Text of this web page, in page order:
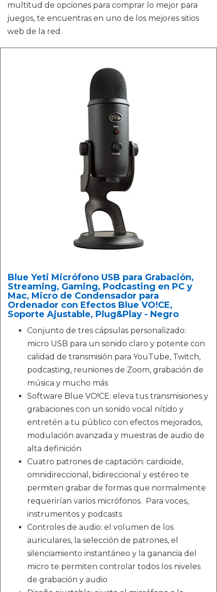
multitud de opciones para comprar lo mejor para
juegos, te encuentras en uno de los mejores sitios
web de la red.
Blue Yeti Micrófono USB para Grabación,
Streaming, Gaming, Podcasting en PC y
Mac, Micro de Condensador para
Ordenador con Efectos Blue VO!CE,
Soporte Ajustable, Plug&Play - Negro
Conjunto de tres cápsulas personalizado:
micro USB para un sonido claro y potente con
calidad de transmisión para YouTube, Twitch,
podcasting, reuniones de Zoom, grabación de
música y mucho más
Software Blue VO!CE: eleva tus transmisiones y
grabaciones con un sonido vocal nítido y
entretén a tu público con efectos mejorados,
modulación avanzada y muestras de audio de
alta definición
Cuatro patrones de captación: cardioide,
omnidireccional, bidireccional y estéreo te
permiten grabar de formas que normalmente
requerirían varios micrófonos. Para voces,
instrumentos y podcasts
Controles de audio: el volumen de los
auriculares, la selección de patrones, el
silenciamiento instantáneo y la ganancia del
micro te permiten controlar todos los niveles
de grabación y audio